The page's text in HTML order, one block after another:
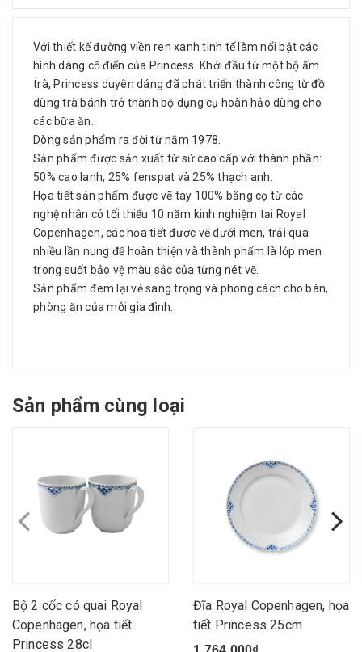
Với thiết kế đường viền ren xanh tinh tế làm nổi bật các
hình dáng cổ điển của Princess. Khởi đầu từ một bộ ấm
trà, Princess duyên dáng đã phát triển thành công từ đồ
dùng trà bánh trở thành bộ dụng cụ hoàn hảo dùng cho
các bữa ăn.
Dòng sản phẩm ra đời từ năm 1978.
Sản phẩm được sản xuất từ sứ cao cấp với thành phần:
50% cao lanh, 25% fenspat và 25% thạch anh.
Họa tiết sản phẩm được vẽ tay 100% bằng cọ từ các
nghệ nhân có tối thiểu 10 năm kinh nghiệm tại Royal
Copenhagen, các họa tiết được vẽ dưới men, trải qua
nhiều lần nung để hoàn thiện và thành phẩm là lớp men
trong suốt bảo vệ màu sắc của từng nét vẽ.
Sản phẩm đem lại vẻ sang trọng và phong cách cho bàn,
phòng ăn của mỗi gia đình.
Sản phẩm cùng loại
Bộ 2 cốc có quai Royal
Copenhagen, họa tiết
Princess 28cl
Đĩa Royal Copenhagen, họa
tiết Princess 25cm